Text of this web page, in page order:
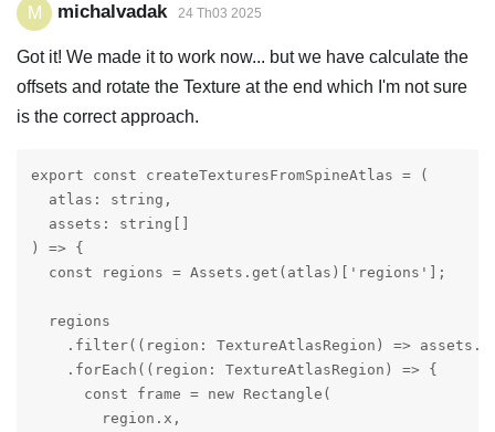
M michalvadak 24 Th03 2025
Got it! We made it to work now... but we have calculate the
offsets and rotate the Texture at the end which I'm not sure
is the correct approach.
export const createTexturesFromSpineAtlas = (
  atlas: string,
  assets: string[]
) => {
  const regions = Assets.get(atlas)['regions'];
  regions
.filter((region: TextureAtlasRegion) =>
    .forEach((region: TextureAtlasRegion) => {
      const frame = new Rectangle(
        region.x,